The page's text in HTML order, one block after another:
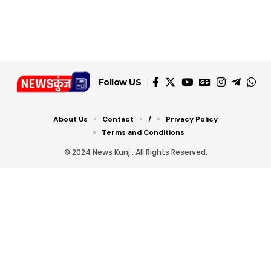
Follow US
© 2024 News Kunj . All Rights Reserved.
About Us Contact /
Privacy Policy
Terms and Conditions